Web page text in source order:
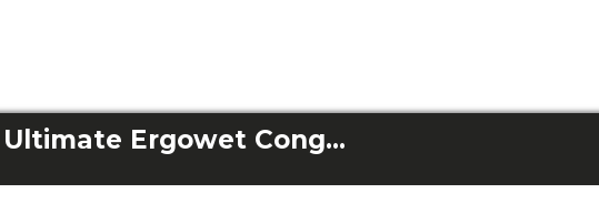
Rockstar 1500 Ultimate Ergowet Conga Gelenkschlauch